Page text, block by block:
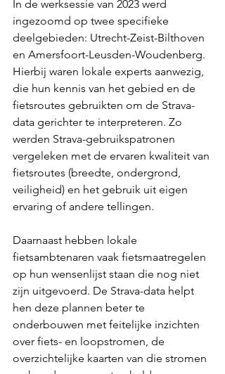
In de werksessie van 2023 werd
ingezoomd op twee specifieke
deelgebieden: Utrecht-Zeist-Bilthoven
en Amersfoort-Leusden-Woudenberg.
Hierbij waren lokale experts aanwezig,
die hun kennis van het gebied en de
fietsroutes gebruikten om de Strava-
data gerichter te interpreteren. Zo
werden Strava-gebruikspatronen
vergeleken met de ervaren kwaliteit van
fietsroutes (breedte, ondergrond,
veiligheid) en het gebruik uit eigen
ervaring of andere tellingen.
Daarnaast hebben lokale
fietsambtenaren vaak fietsmaatregelen
op hun wensenlijst staan die nog niet
zijn uitgevoerd. De Strava-data helpt
hen deze plannen beter te
onderbouwen met feitelijke inzichten
over fiets- en loopstromen, de
overzichtelijke kaarten van die stromen